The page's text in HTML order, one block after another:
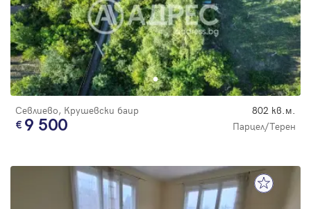
Севлиево, Крушевски баир 802 кв.м.
9 500 Парцел/Терен